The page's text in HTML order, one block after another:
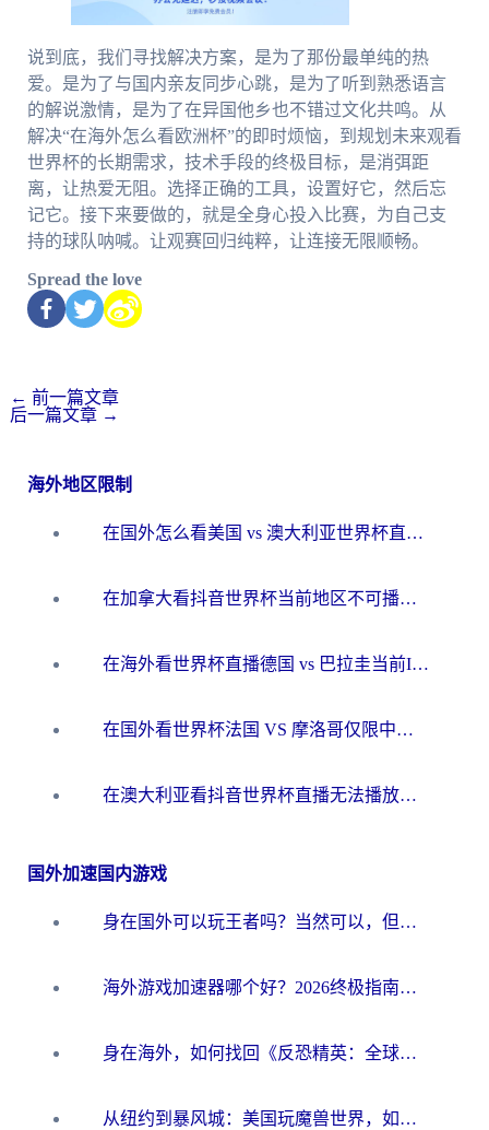
说到底，我们寻找解决方案，是为了那份最单纯的热
爱。是为了与国内亲友同步心跳，是为了听到熟悉语言
的解说激情，是为了在异国他乡也不错过文化共鸣。从
解决“在海外怎么看欧洲杯”的即时烦恼，到规划未来观看
世界杯的长期需求，技术手段的终极目标，是消弭距
离，让热爱无阻。选择正确的工具，设置好它，然后忘
记它。接下来要做的，就是全身心投入比赛，为自己支
持的球队呐喊。让观赛回归纯粹，让连接无限顺畅。
Spread the love
← 前一篇文章
后一篇文章 →
海外地区限制
在国外怎么看美国 vs 澳大利亚世界杯直播？海外党必藏的中文解说观赛指南
在加拿大看抖音世界杯当前地区不可播放？海外党体育观赛终极指南
在海外看世界杯直播德国 vs 巴拉圭当前IP受限制？这篇指南帮你轻松解决地区限制
在国外看世界杯法国 VS 摩洛哥仅限中国大陆？别让地域限制拦下你的欢呼
在澳大利亚看抖音世界杯直播无法播放？海外党体育观赛终极指南来了！
国外加速国内游戏
身在国外可以玩王者吗？当然可以，但你需要这份“加速”指南
海外游戏加速器哪个好？2026终极指南帮你畅玩国服+解决卡顿难题
身在海外，如何找回《反恐精英：全球攻势》国服的丝滑手感？一份给你的终极指南
从纽约到暴风城：美国玩魔兽世界，如何找到你的最佳网络航线